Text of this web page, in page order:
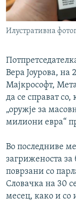
Илустративна
Вера Јоурова, на
Мајкрософт,
да се справат со,
„оружје за
милиони евра“
Во последниве
загриженоста
поврзани со
Словачка на 30
месец, како и со